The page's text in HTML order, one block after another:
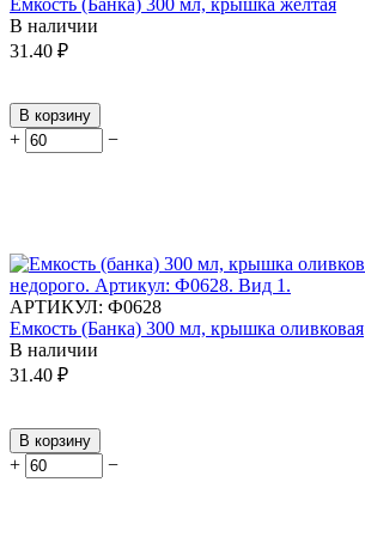
Емкость (Банка) 300 мл, крышка желтая
В наличии
31.40 ₽
В корзину
+ −
АРТИКУЛ: Ф0628
Емкость (Банка) 300 мл, крышка оливковая
В наличии
31.40 ₽
В корзину
+ −